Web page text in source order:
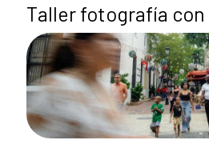
Taller fotografía